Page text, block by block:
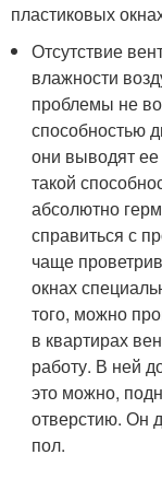
пластиковых
Отсутствие
влажности
проблемы не
способностью
они выводят ее
такой
абсолютно
справиться с
чаще
окнах
того, можно
в квартирах
работу. В ней
это можно,
отверстию. Он
пол.